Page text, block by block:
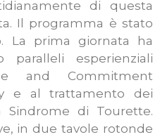
di questa
Il programma è stato
La prima giornata ha
paralleli esperienziali
and Commitment
e al trattamento dei
di Tourette.
in due tavole rotonde